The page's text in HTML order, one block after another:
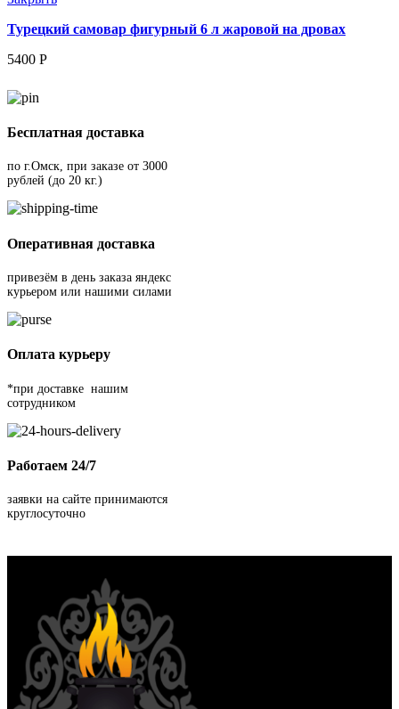
Турецкий самовар фигурный 6 л жаровой на дровах
5400 Р
Бесплатная доставка
по г.Омск, при заказе от 3000
рублей (до 20 кг.)
Оперативная доставка
привезём в день заказа яндекс
курьером или нашими силами
Оплата курьеру
*при доставке нашим
сотрудником
Работаем 24/7
заявки на сайте принимаются
круглосуточно